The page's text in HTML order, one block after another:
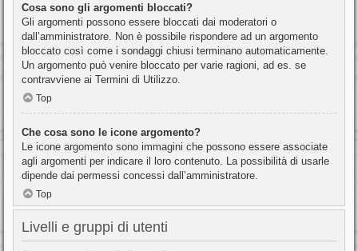
Cosa sono gli argomenti bloccati?
Gli argomenti possono essere bloccati dai moderatori o
dall’amministratore. Non è possibile rispondere ad un argomento
bloccato così come i sondaggi chiusi terminano automaticamente.
Un argomento può venire bloccato per varie ragioni, ad es. se
contravviene ai Termini di Utilizzo.
Top
Che cosa sono le icone argomento?
Le icone argomento sono immagini che possono essere associate
agli argomenti per indicare il loro contenuto. La possibilità di usarle
dipende dai permessi concessi dall’amministratore.
Top
Livelli e gruppi di utenti